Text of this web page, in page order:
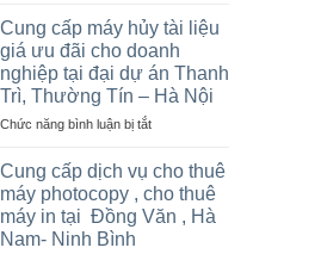
vận
động
olympic
ở
thanh
trì
thường
tín
Thọ
và
các
khu
công
nghiệp
cho
thuê
máy
Photocopy
văn
giá
rẻ
Cung cấp máy hủy tài liệu
giá ưu đãi cho doanh
nghiệp tại đại dự án Thanh
Trì, Thường Tín – Hà Nội
Chức năng bình luận bị tắtở
cấp
máy
hủy
tài
Cung cấp dịch vụ cho thuê
máy photocopy , cho thuê
máy in tại Đồng Văn , Hà
Nam- Ninh Bình